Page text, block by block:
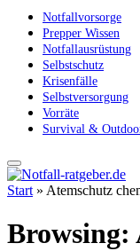
Notfallvorsorge
Prepper Wissen
Notfallausrüstung
Selbstschutz
Krisenfälle
Selbstversorgung
Vorräte
Survival &
Start » Atemschutz
Browsing: